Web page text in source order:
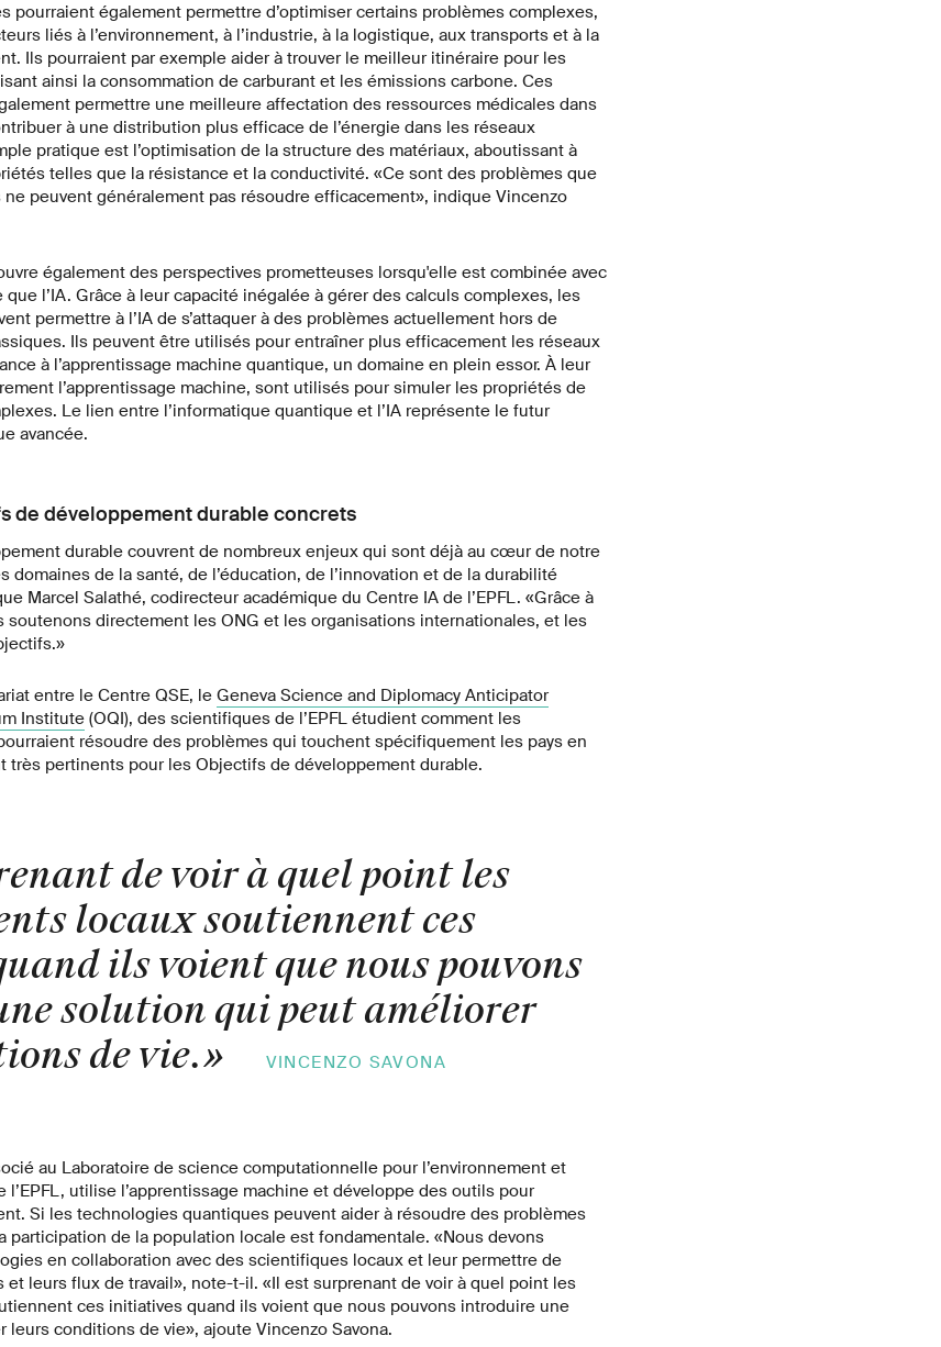
pourraient également permettre d’optimiser certains problèmes complexes,
liés à l’environnement, à l’industrie, à la logistique, aux transports et à la
Ils pourraient par exemple aider à trouver le meilleur itinéraire pour les
ainsi la consommation de carburant et les émissions carbone. Ces
permettre une meilleure affectation des ressources médicales dans
à une distribution plus efficace de l’énergie dans les réseaux
pratique est l’optimisation de la structure des matériaux, aboutissant à
telles que la résistance et la conductivité. «Ce sont des problèmes que
peuvent généralement pas résoudre efficacement», indique Vincenzo
également des perspectives prometteuses lorsqu'elle est combinée avec
l’IA. Grâce à leur capacité inégalée à gérer des calculs complexes, les
permettre à l’IA de s’attaquer à des problèmes actuellement hors de
Ils peuvent être utilisés pour entraîner plus efficacement les réseaux
à l’apprentissage machine quantique, un domaine en plein essor. À leur
l’apprentissage machine, sont utilisés pour simuler les propriétés de
Le lien entre l’informatique quantique et l’IA représente le futur
avancée.
de développement durable concrets
durable couvrent de nombreux enjeux qui sont déjà au cœur de notre
domaines de la santé, de l’éducation, de l’innovation et de la durabilité
Marcel Salathé, codirecteur académique du Centre IA de l’EPFL. «Grâce à
soutenons directement les ONG et les organisations internationales, et les
entre le Centre QSE, le Geneva Science and Diplomacy Anticipator
Institute(OQI), des scientifiques de l’EPFL étudient comment les
résoudre des problèmes qui touchent spécifiquement les pays en
très pertinents pour les Objectifs de développement durable.
de voir à quel point les
locaux soutiennent ces
ils voient que nous pouvons
solution qui peut améliorer
de vie.» VINCENZO SAVONA
au Laboratoire de science computationnelle pour l’environnement et
l’EPFL, utilise l’apprentissage machine et développe des outils pour
Si les technologies quantiques peuvent aider à résoudre des problèmes
participation de la population locale est fondamentale. «Nous devons
en collaboration avec des scientifiques locaux et leur permettre de
et leurs flux de travail», note-t-il. «Il est surprenant de voir à quel point les
ces initiatives quand ils voient que nous pouvons introduire une
conditions de vie», ajoute Vincenzo Savona.